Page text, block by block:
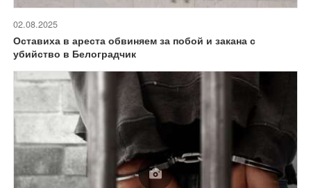
02.08.2025
Оставиха в ареста обвиняем за побой и закана с
убийство в Белоградчик